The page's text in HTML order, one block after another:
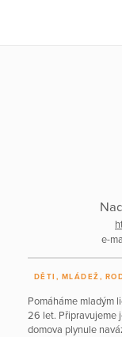
e-
DĚTI, MLÁDEŽ,
Pomáháme mladým
26 let. Připravujeme
domova plynule